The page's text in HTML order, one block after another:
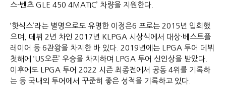
스-벤츠 GLE 450 4MATIC’ 차량을 지원한다.
‘핫식스’라는 별명으로도 유명한 이정은6 프로는 2015년 입회했
으며, 데뷔 2년 차인 2017년 KLPGA 시상식에서 대상·베스트플
레이어 등 6관왕을 차지한 바 있다. 2019년에는 LPGA 투어 데뷔
첫해에 ‘US오픈’ 우승을 차지하며 LPGA 투어 신인상을 받았다.
이후에도 LPGA 투어 2022 시즌 최종전에서 공동 4위를 기록하
는 등 국내외 투어에서 꾸준히 좋은 성적을 기록하고 있다.